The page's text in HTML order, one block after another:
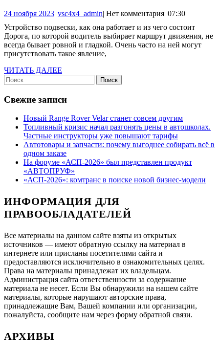
как
она
работает
и
чего
24 ноября 202324
2023
| vsc4x4_adminvsc4x4_admin
| Нет комментария| 07:30
Устройство подвески, как она работает и из чего состоит
Дорога, по которой водитель выбирает маршрут движения, не
всегда бывает ровной и гладкой. Очень часто на ней могут
присутствовать такое явление,
ЧИТАТЬ ДАЛЕЕ
Найти:
Свежие записи
Новый Range Rover Velar станет совсем другим
Топливный кризис начал разгонять цены в автошколах.
Частные инструкторы уже повышают тарифы
Автотовары и запчасти: почему выгоднее собирать всё в
одном заказе
На форуме «АСП-2026» был представлен продукт
«АВТОПРУФ»
«АСП-2026»: комтранс в поиске новой бизнес-модели
ИНФОРМАЦИЯ ДЛЯ
ПРАВООБЛАДАТЕЛЕЙ
Все материалы на данном сайте взяты из открытых
источников — имеют обратную ссылку на материал в
интернете или присланы посетителями сайта и
предоставляются исключительно в ознакомительных целях.
Права на материалы принадлежат их владельцам.
Администрация сайта ответственности за содержание
материала не несет. Если Вы обнаружили на нашем сайте
материалы, которые нарушают авторские права,
принадлежащие Вам, Вашей компании или организации,
пожалуйста, сообщите нам через форму обратной связи.
АРХИВЫ